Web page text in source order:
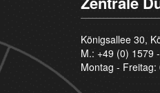
Königsallee 30,
M.: +49 (0) 1579
Montag -